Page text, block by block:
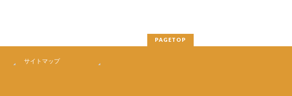
PAGETOP
サイトマップ